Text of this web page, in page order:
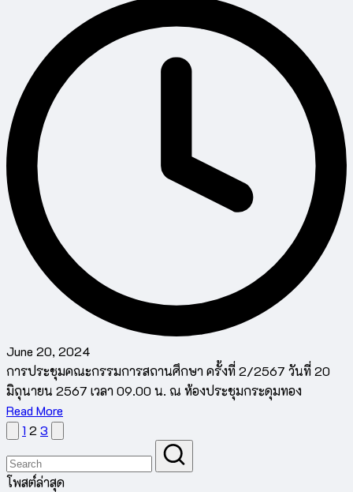
June 20, 2024
การประชุมคณะกรรมการสถานศึกษา ครั้งที่ 2/2567 วันที่ 20
มิถุนายน 2567 เวลา 09.00 น. ณ ห้องประชุมกระดุมทอง
Read More
Posts
pagination
Previous
1 2 3 Next
โพสต์ล่าสุด